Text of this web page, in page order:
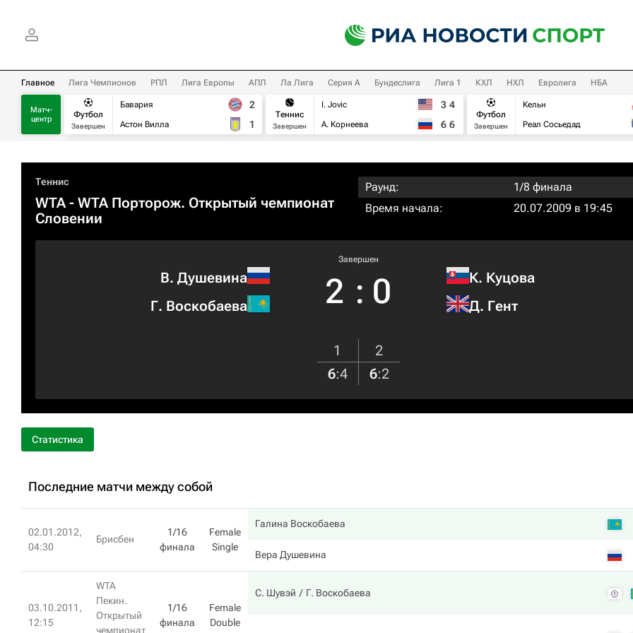
Главное Лига Чемпионов РПЛ Лига Европы АПЛ Ла Лига Серия А Бундеслига Лига 1 КХЛ НХЛ Евролига НБА
Матч-
центр
Футбол
Завершен
Бавария
Астон Вилла
2
1
Теннис
Завершен
I. Jovic
А. Корнеева
3 4
6 6
Футбол
Завершен
Кельн
Реал Сосьедад
Теннис
WTA- WTA Порторож. Открытый чемпионат
Словении
Раунд:
1/8 финала
Время начала:
20.07.2009 в 19:45
В. Душевина
Г. Воскобаева
Завершен
2 : 0
К. Куцова
Д. Гент
1
2
6:4 6:2
Статистика
Последние матчи между собой
02.01.2012,
04:30
Брисбен
1/16
финала
Female
Single
Галина Воскобаева
Вера Душевина
03.10.2011,
12:15
WTA
Пекин.
Открытый
чемпионат
1/16
финала
Female
Double
С. Шувэй Г. Воскобаева